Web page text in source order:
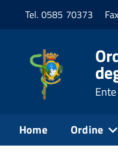
Tel. 0585 70373
Home Ordine